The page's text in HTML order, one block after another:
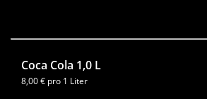
Coca Cola 1,0 L
8,00€ pro 1 Liter